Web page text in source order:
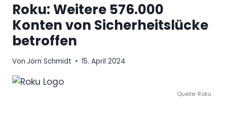
Roku: Weitere 576.000
Konten von Sicherheitslücke
betroffen
Von Jörn Schmidt 15. April 2024
Quelle: Roku